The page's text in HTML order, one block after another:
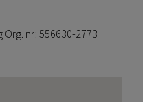
nr: 556630-2773